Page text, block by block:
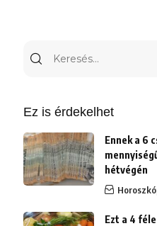
Ez is érdekelhet
Ennek a 6
hétvégén
Ezt a 4